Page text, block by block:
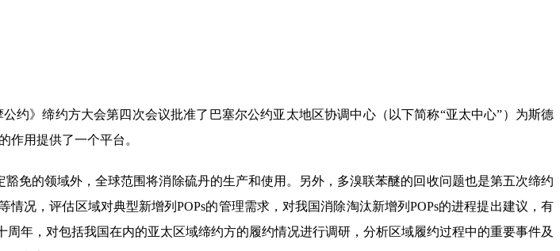
约》缔约方大会第四次会议批准了巴塞尔公约亚太地区协调中心（以下简称“亚太中心”）为斯德
作用提供了一个平台。
免的领域外，全球范围将消除硫丹的生产和使用。另外，多溴联苯醚的回收问题也是第五次缔约
况，评估区域对典型新增列POPs的管理需求，对我国消除淘汰新增列POPs的进程提出建议，有
年，对包括我国在内的亚太区域缔约方的履约情况进行调研，分析区域履约过程中的重要事件及